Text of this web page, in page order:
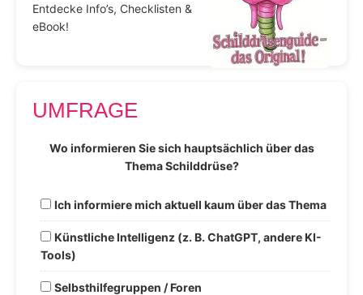
Entdecke Info’s, Checklisten &
eBook!
UMFRAGE
Wo informieren Sie sich hauptsächlich über das
Thema Schilddrüse?
Ich informiere mich aktuell kaum über das Thema
Künstliche Intelligenz (z. B. ChatGPT, andere KI-
Tools)
Selbsthilfegruppen / Foren